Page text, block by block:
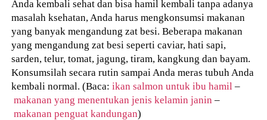
Anda kembali sehat dan bisa hamil kembali tanpa adanya
masalah ksehatan, Anda harus mengkonsumsi makanan
yang banyak mengandung zat besi. Beberapa makanan
yang mengandung zat besi seperti caviar, hati sapi,
sarden, telur, tomat, jagung, tiram, kangkung dan bayam.
Konsumsilah secara rutin sampai Anda meras tubuh Anda
kembali normal. (Baca:ikan salmon untuk ibu hamil –
makanan yang menentukan jenis kelamin janin –
makanan penguat kandungan)